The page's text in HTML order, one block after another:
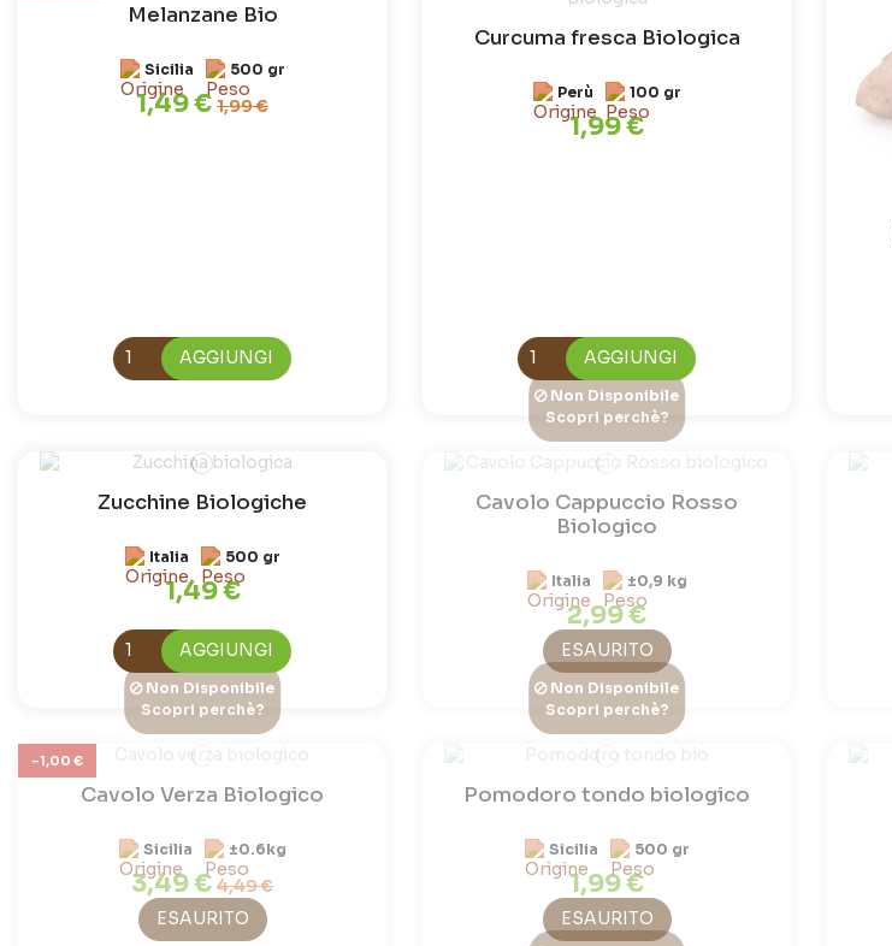
Melanzane Bio
Sicilia 500 gr
1,49 € 1,99 €
AGGIUNGI
Curcuma fresca Biologica
Perù 100 gr
1,99 €
AGGIUNGI
Zucchine Biologiche
Italia 500 gr
1,49 €
AGGIUNGI
Non Disponibile
Scopri perchè?
Cavolo Cappuccio Rosso
Biologico
Italia ±0,9 kg
2,99 €
ESAURITO
-1,00 €
Non Disponibile
Scopri perchè?
Cavolo Verza Biologico
Sicilia ±0.6kg
3,49 € 4,49 €
ESAURITO
Non Disponibile
Scopri perchè?
Pomodoro tondo biologico
Sicilia 500 gr
1,99 €
ESAURITO